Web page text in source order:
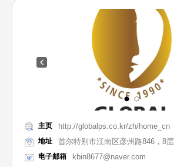
主页 http://globalps.co.kr/zh/home_cn
地址 首尔特别市江南区彦州路846，8层
电子邮箱 kbin8677@naver.com